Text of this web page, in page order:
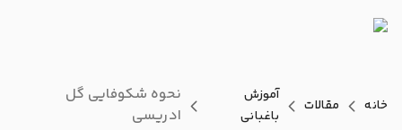
خانه مقالات
آموزش
باغبانی
نحوه شکوفایی گل
ادریسی